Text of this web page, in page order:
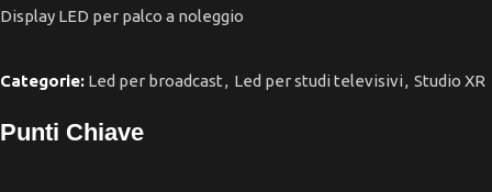
Display LED per palco a noleggio
Categorie: Led per broadcast, Led per studi televisivi, Studio XR
Punti Chiave